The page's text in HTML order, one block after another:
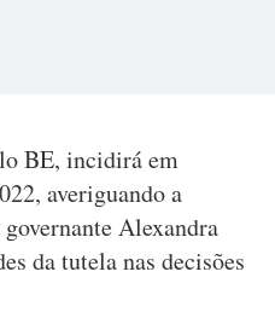
BE, incidirá em
averiguando a
Alexandra
da tutela nas decisões